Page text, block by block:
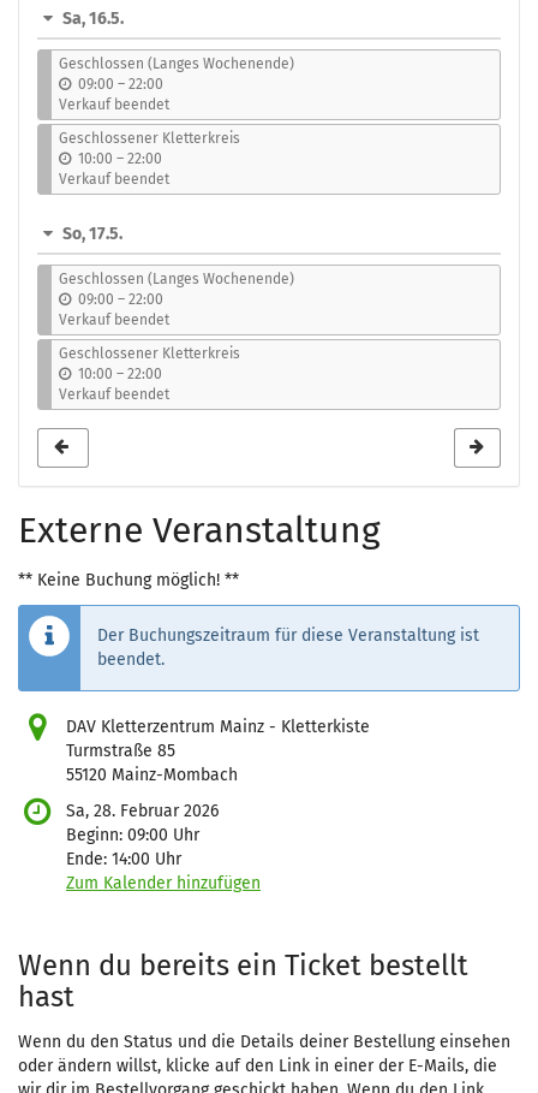
Sa, 16.5.
Geschlossen (Langes Wochenende)
09:00 –b
i
s
22:00
Verkauf beendet
Geschlossener Kletterkreis
10:00 –b
i
s
22:00
Verkauf beendet
So, 17.5.
Geschlossen (Langes Wochenende)
09:00 –b
i
s
22:00
Verkauf beendet
Geschlossener Kletterkreis
10:00 –b
i
s
22:00
Verkauf beendet
Externe Veranstaltung
** Keine Buchung möglich! **
Der Buchungszeitraum für diese Veranstaltung ist
beendet.
DAV Kletterzentrum Mainz - Kletterkiste
Turmstraße 85
55120 Mainz-Mombach
Sa, 28. Februar 2026
Beginn: 09:00 Uhr
Ende: 14:00 Uhr
Zum Kalender hinzufügen
Wenn du bereits ein Ticket bestellt
hast
Wenn du den Status und die Details deiner Bestellung einsehen
oder ändern willst, klicke auf den Link in einer der E-Mails, die